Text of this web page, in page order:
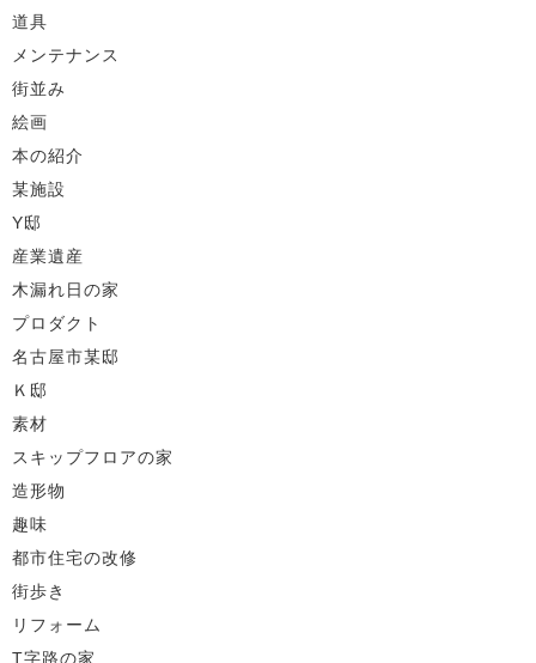
道具
メンテナンス
街並み
絵画
本の紹介
某施設
Y邸
産業遺産
木漏れ日の家
プロダクト
名古屋市某邸
Ｋ邸
素材
スキップフロアの家
造形物
趣味
都市住宅の改修
街歩き
リフォーム
T字路の家